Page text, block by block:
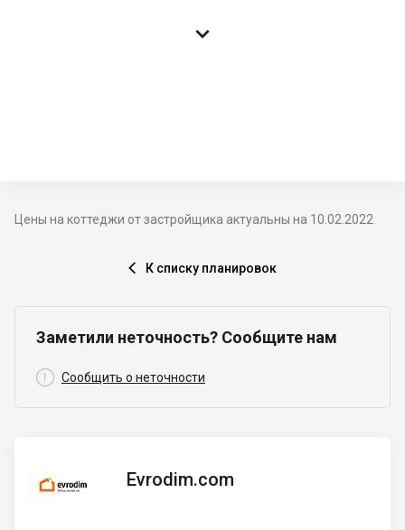

Цены на коттеджи от застройщика актуальны на 10.02.2022
 К списку планировок
Заметили неточность? Сообщите нам
 Сообщить о неточности
Evrodim.com